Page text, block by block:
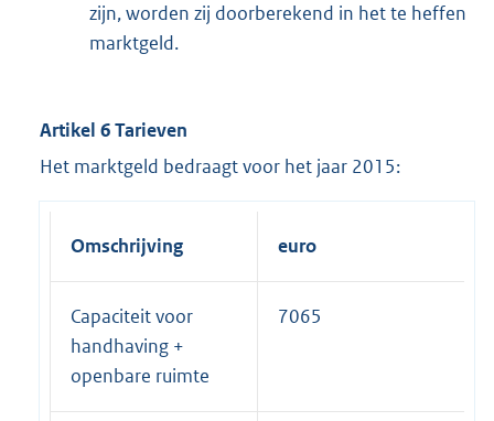
zijn, worden zij doorberekend in het te heffen
marktgeld.
Artikel 6 Tarieven
Het marktgeld bedraagt voor het jaar 2015:
Omschrijving euro
Capaciteit voor
handhaving +
openbare ruimte
7065